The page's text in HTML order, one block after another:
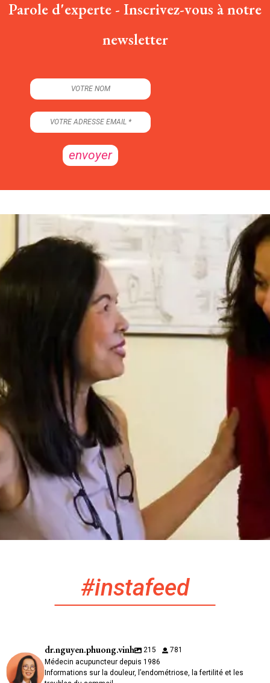
Parole d'experte - Inscrivez-vous à notre
newsletter
#instafeed
dr.nguyen.phuong.vinh 215
781
Médecin acupuncteur depuis 1986
Informations sur la douleur, l’endométriose, la fertilité et les